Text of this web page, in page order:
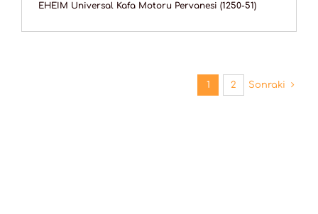
EHEIM Universal Kafa Motoru Pervanesi (1250-51)
1 2 Sonraki